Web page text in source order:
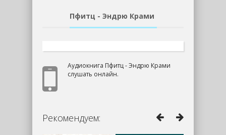
Пфитц - Эндрю Крами
Аудиокнига Пфитц - Эндрю Крами
слушать онлайн.
Рекомендуем: